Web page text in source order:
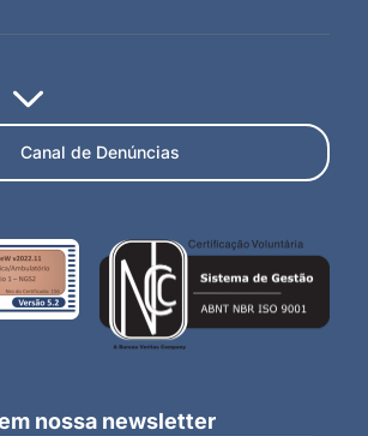
Canal de Denúncias
nossa newsletter